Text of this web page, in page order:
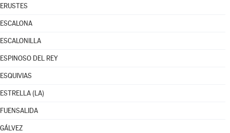
ERUSTES
ESCALONA
ESCALONILLA
ESPINOSO DEL REY
ESQUIVIAS
ESTRELLA (LA)
FUENSALIDA
GÁLVEZ